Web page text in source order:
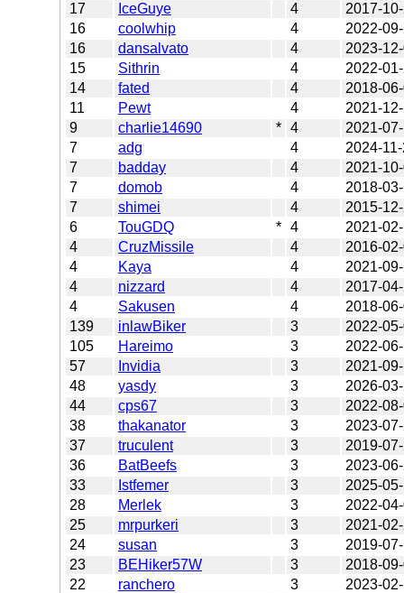
17
IceGuye 4
2017-
16
coolwhip 4
2022-
16
dansalvato 4
2023-
15
Sithrin 4
2022-
14
fated 4
2018-
11
Pewt 4
2021-
9
charlie14690 * 4
2021-
7
adg 4
2024-
7
badday 4
2021-
7
domob 4
2018-
7
shimei 4
2015-
6
TouGDQ * 4
2021-
4
CruzMissile 4
2016-
4
Kaya 4
2021-
4
nizzard 4
2017-
4
Sakusen 4
2018-
139
inlawBiker 3
2022-
105
Hareimo 3
2022-
57
Invidia 3
2021-
48
yasdy 3
2026-
44
cps67 3
2022-
38
thakanator 3
2023-
37
truculent 3
2019-
36
BatBeefs 3
2023-
33
Istfemer 3
2025-
28
Merlek 3
2022-
25
mrpurkeri 3
2021-
24
susan 3
2019-
23
BEHiker57W 3
2018-
22
ranchero 3
2023-